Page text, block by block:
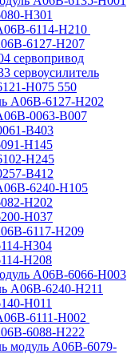
H301
6114-H210
6127-H207
сервопривод
сервоусилитель
H075 550
A06B-6127-H202
0063-B007
B403
H145
H245
B412
6240-H105
H202
H037
6117-H209
H304
H208
A06B-6066-H003
A06B-6240-H211
H011
6111-H002
6088-H222
модуль A06B-6079-